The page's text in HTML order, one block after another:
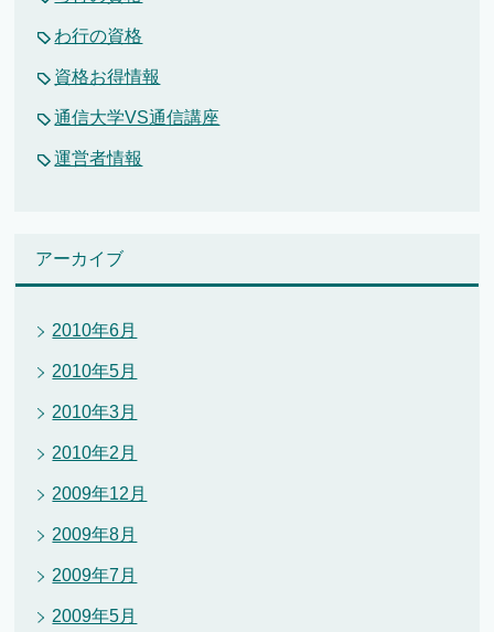
わ行の資格
資格お得情報
通信大学VS通信講座
運営者情報
アーカイブ
2010年6月
2010年5月
2010年3月
2010年2月
2009年12月
2009年8月
2009年7月
2009年5月